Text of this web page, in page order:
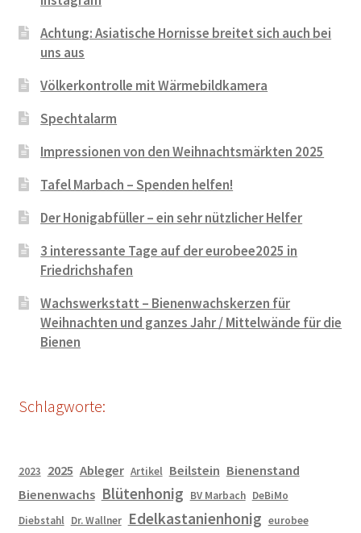
Achtung: Asiatische Hornisse breitet sich auch bei
uns aus
Völkerkontrolle mit Wärmebildkamera
Spechtalarm
Impressionen von den Weihnachtsmärkten 2025
Tafel Marbach – Spenden helfen!
Der Honigabfüller – ein sehr nützlicher Helfer
3 interessante Tage auf der eurobee2025 in
Friedrichshafen
Wachswerkstatt – Bienenwachskerzen für
Weihnachten und ganzes Jahr / Mittelwände für die
Bienen
Schlagworte:
2023 2025 Ableger Artikel Beilstein Bienenstand
Bienenwachs Blütenhonig BV Marbach DeBiMo
Diebstahl Dr. Wallner Edelkastanienhonig eurobee